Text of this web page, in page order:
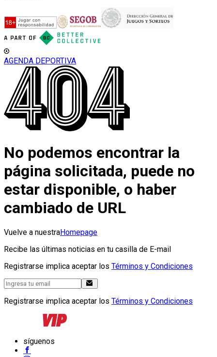
AGENDA DEPORTIVA
No podemos encontrar la
página solicitada, puede no
estar disponible, o haber
cambiado de URL
Vuelve a nuestraHomepage
Recibe las últimas noticias en tu casilla de E-mail
Registrarse implica aceptar los Términos y Condiciones
Registrarse implica aceptar los Términos y Condiciones
síguenos